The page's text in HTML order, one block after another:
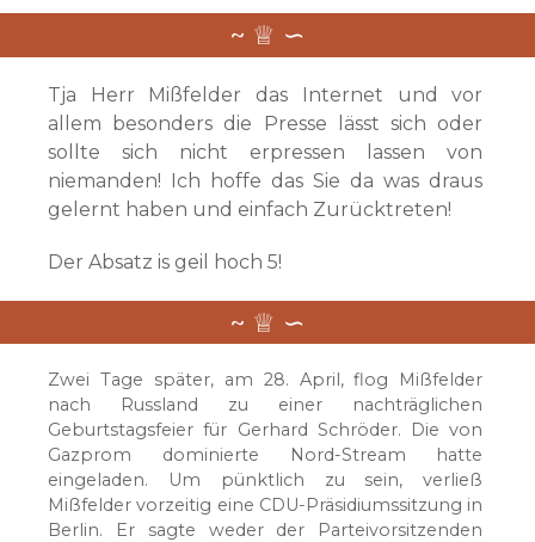
Tja Herr Mißfelder das Internet und vor
allem besonders die Presse lässt sich oder
sollte sich nicht erpressen lassen von
niemanden! Ich hoffe das Sie da was draus
gelernt haben und einfach Zurücktreten!
Der Absatz is geil hoch 5!
Zwei Tage später, am 28. April, flog Mißfelder
nach Russland zu einer nachträglichen
Geburtstagsfeier für Gerhard Schröder. Die von
Gazprom dominierte Nord-Stream hatte
eingeladen. Um pünktlich zu sein, verließ
Mißfelder vorzeitig eine CDU-Präsidiumssitzung in
Berlin. Er sagte weder der Parteivorsitzenden